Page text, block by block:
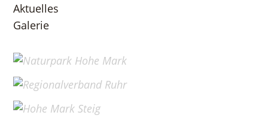
Aktuelles
Galerie